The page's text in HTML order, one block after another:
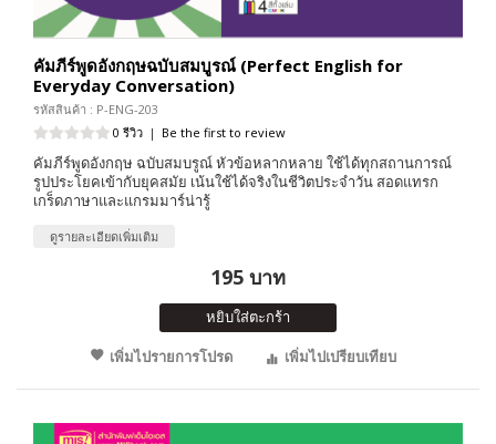
คัมภีร์พูดอังกฤษฉบับสมบูรณ์ (Perfect English for
Everyday Conversation)
รหัสสินค้า : P-ENG-203
0 รีวิว | Be the first to review
คัมภีร์พูดอังกฤษ ฉบับสมบรูณ์ หัวข้อหลากหลาย ใช้ได้ทุกสถานการณ์
รูปประโยคเข้ากับยุคสมัย เน้นใช้ได้จริงในชีวิตประจำวัน สอดแทรก
เกร็ดภาษาและแกรมมาร์น่ารู้
ดูรายละเอียดเพิ่มเติม
195 บาท
หยิบใส่ตะกร้า
เพิ่มไปรายการโปรด
เพิ่มไปเปรียบเทียบ